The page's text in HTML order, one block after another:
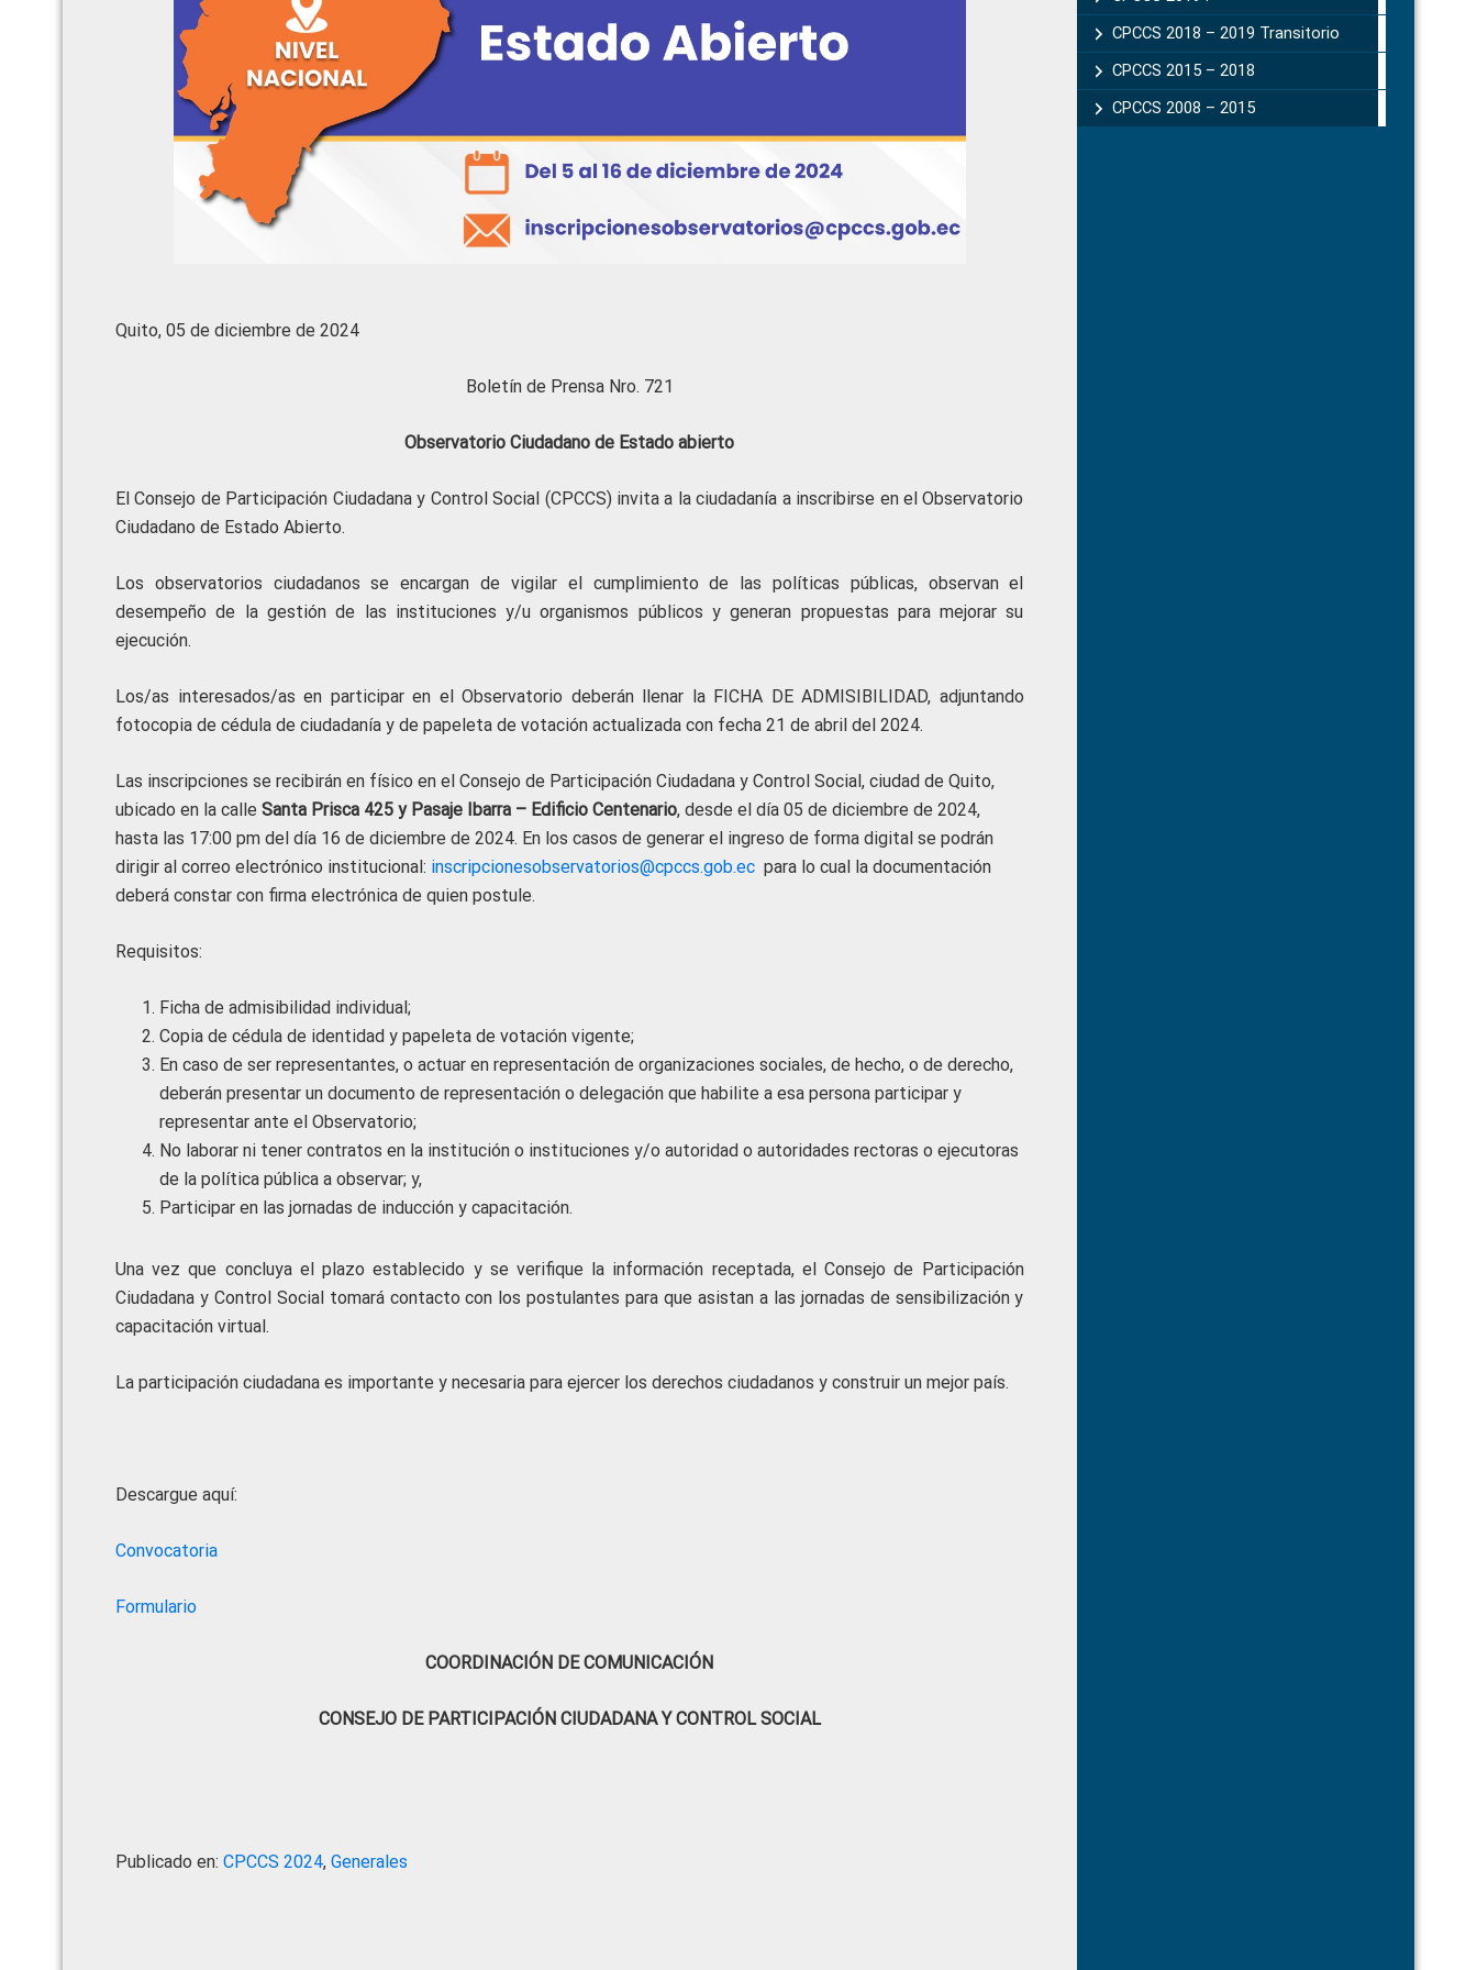
Quito, 05 de diciembre de 2024
Boletín de Prensa Nro. 721
Observatorio Ciudadano de Estado abierto
El Consejo de Participación Ciudadana y Control Social (CPCCS) invita a la ciudadanía a inscribirse en el Observatorio
Ciudadano de Estado Abierto.
Los observatorios ciudadanos se encargan de vigilar el cumplimiento de las políticas públicas, observan el
desempeño de la gestión de las instituciones y/u organismos públicos y generan propuestas para mejorar su
ejecución.
Los/as interesados/as en participar en el Observatorio deberán llenar la FICHA DE ADMISIBILIDAD, adjuntando
fotocopia de cédula de ciudadanía y de papeleta de votación actualizada con fecha 21 de abril del 2024.
Las inscripciones se recibirán en físico en el Consejo de Participación Ciudadana y Control Social, ciudad de Quito,
ubicado en la calle Santa Prisca 425 y Pasaje Ibarra – Edificio Centenario, desde el día 05 de diciembre de 2024,
hasta las 17:00 pm del día 16 de diciembre de 2024. En los casos de generar el ingreso de forma digital se podrán
dirigir al correo electrónico institucional: inscripcionesobservatorios@cpccs.gob.ec para lo cual la documentación
deberá constar con firma electrónica de quien postule.
Requisitos:
Ficha de admisibilidad individual;
Copia de cédula de identidad y papeleta de votación vigente;
En caso de ser representantes, o actuar en representación de organizaciones sociales, de hecho, o de derecho,
deberán presentar un documento de representación o delegación que habilite a esa persona participar y
representar ante el Observatorio;
No laborar ni tener contratos en la institución o instituciones y/o autoridad o autoridades rectoras o ejecutoras
de la política pública a observar; y,
Participar en las jornadas de inducción y capacitación.
Una vez que concluya el plazo establecido y se verifique la información receptada, el Consejo de Participación
Ciudadana y Control Social tomará contacto con los postulantes para que asistan a las jornadas de sensibilización y
capacitación virtual.
La participación ciudadana es importante y necesaria para ejercer los derechos ciudadanos y construir un mejor país.
Descargue aquí:
Convocatoria
Formulario
COORDINACIÓN DE COMUNICACIÓN
CONSEJO DE PARTICIPACIÓN CIUDADANA Y CONTROL SOCIAL
Publicado en: CPCCS 2024, Generales
CPCCS 2018 – 2019 Transitorio
CPCCS 2015 – 2018
CPCCS 2008 – 2015